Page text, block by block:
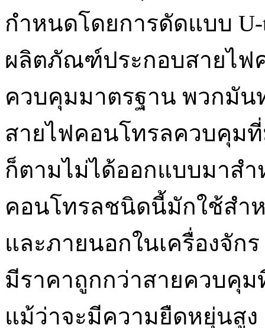
กำหนดโดยการดัดแบบ
ผลิตภัณฑ์ประกอบสายไฟ
ควบคุมมาตรฐาน พวกมั
สายไฟคอนโทรลควบคุม
ก็ตามไม่ได้ออกแบบมาส
คอนโทรลชนิดนี้มักใช้สำ
และภายนอกในเครื่องจัก
มีราคาถูกกว่าสายควบคุ
แม้ว่าจะมีความยืดหยุ่นสู